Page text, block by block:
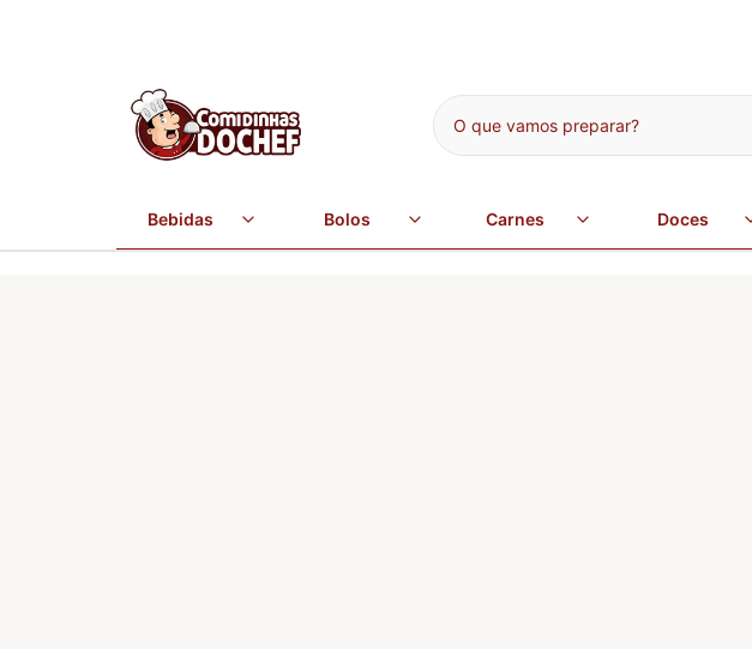
O que vamos preparar?
Bebidas Bolos Carnes Doces